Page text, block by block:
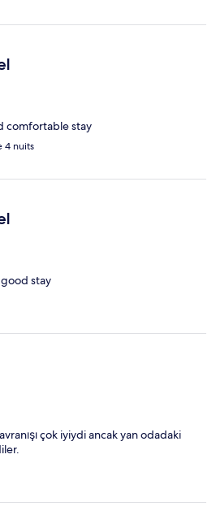
comfortable stay
4 nuits
stay
çok iyiydi ancak yan odadaki